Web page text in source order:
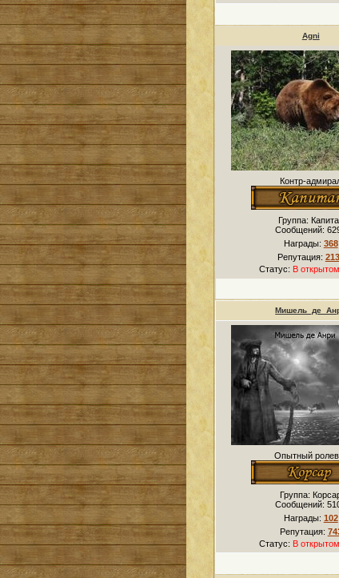
Agni
Контр-
Группа:
Сообщений:
Награды: 368
Репутация:
Статус: В
Опытный
Группа:
Сообщений:
Награды: 102
Репутация:
Статус: В